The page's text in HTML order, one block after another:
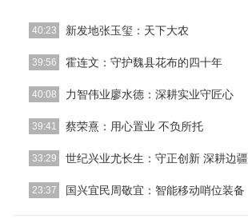
40:23 新发地张玉玺：天下大农
[详细]
39:56 霍连文：守护魏县花布的四十年
[详细]
40:08 力智伟业廖水德：深耕实业守匠心
[详细]
39:41 蔡荣熹：用心置业 不负所托
[详细]
33:29 世纪兴业尤长生：守正创新 深耕边疆
[详细]
23:37 国兴宜民周敬宜：智能移动哨位装备